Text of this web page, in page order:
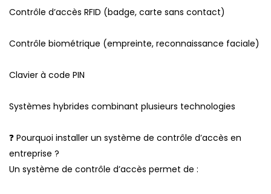
Contrôle d’accès RFID (badge, carte sans contact)
Contrôle biométrique (empreinte, reconnaissance faciale)
Clavier à code PIN
Systèmes hybrides combinant plusieurs technologies
❓ Pourquoi installer un système de contrôle d’accès en
entreprise ?
Un système de contrôle d’accès permet de :